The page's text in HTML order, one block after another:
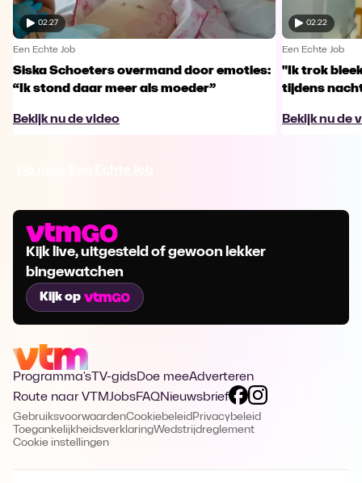
02:27
Een Echte Job
Siska Schoeters overmand door emoties:
“Ik stond daar meer als moeder”
Bekijk nu de video
02:22
Een Echte Job
"Ik trok
tijdens
Bekijk nu de
Kijk live, uitgesteld of gewoon lekker
bingewatchen
Kijk op
Programma's TV-gidsDoe meeAdverteren
Route naar VTMJobsFAQNieuwsbrief
GebruiksvoorwaardenCookiebeleid Privacybeleid
ToegankelijkheidsverklaringWedstrijdreglement
Cookie instellingen